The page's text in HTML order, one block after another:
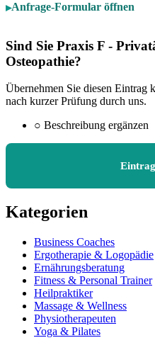
Anfrage-Formular öffnen
Sind Sie Praxis F -
Osteopathie?
Übernehmen Sie diesen Eintrag
nach kurzer Prüfung durch uns.
○ Beschreibung ergänzen
Kategorien
Business Coaches
Ergotherapie & Logopädie
Ernährungsberatung
Fitness & Personal Trainer
Heilpraktiker
Massage & Wellness
Physiotherapeuten
Yoga & Pilates